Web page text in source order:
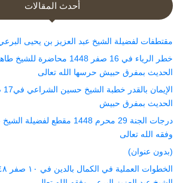
أحدث المقالات
مقتطفات لفضيلة الشيخ عبد العزيز بن يحيى
خطر الرياء في 16 صفر 1448 محاضرة
الحديث بمفرق حبيش حرسها الله تعالى
الحديث بمفرق حبيش
درجات الجنة 29 محرم 1448 مقطع
وفقه الله تعالى
(بدون عنوان)